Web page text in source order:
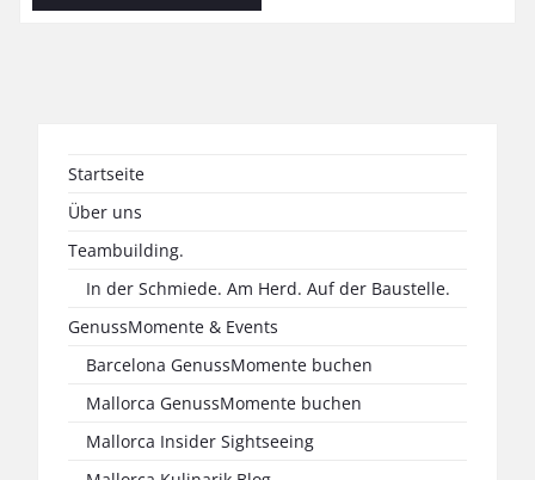
Startseite
Über uns
Teambuilding.
In der Schmiede. Am Herd. Auf der Baustelle.
GenussMomente & Events
Barcelona GenussMomente buchen
Mallorca GenussMomente buchen
Mallorca Insider Sightseeing